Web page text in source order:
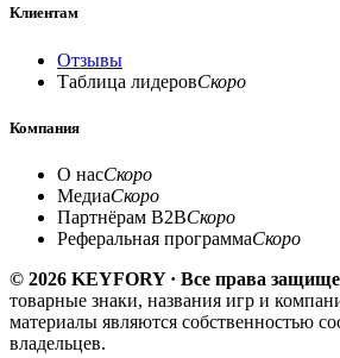
Клиентам
Отзывы
Таблица лидеровСкоро
Компания
О насСкоро
МедиаСкоро
Партнёрам B2BСкоро
Реферальная программаСкоро
© 2026 KEYFORY · Все права
товарные знаки, названия игр и
материалы являются собственностью
владельцев.